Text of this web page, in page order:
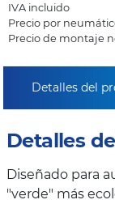
IVA incluido
Precio por
Precio de montaje
Detalles del
Detalles
Diseñado para
"verde" más